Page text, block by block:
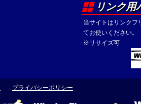
リンク用
当サイトはリンクフ
てお使いください。
※リサイズ可
プライバシーポリシー